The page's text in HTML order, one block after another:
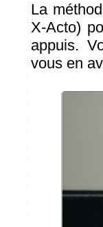
La
X-Acto)
appuis.
vous en